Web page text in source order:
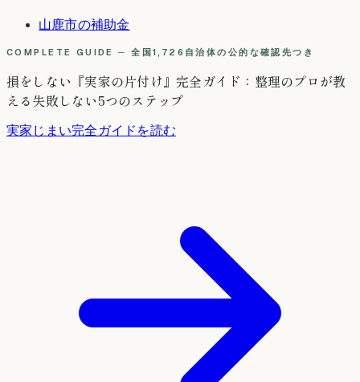
山鹿市の補助金
COMPLETE GUIDE ─ 全国1,726自治体の公的な確認先つき
損をしない『実家の片付け』完全ガイド：整理のプロが教
える失敗しない5つのステップ
実家じまい完全ガイドを読む